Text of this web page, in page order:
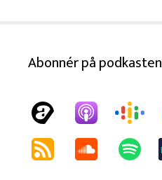
Abonnér på podkasten